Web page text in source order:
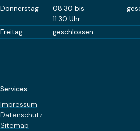
Donnerstag
08.30 bis
11.30 Uhr
Freitag geschlossen
Services
Impressum
Datenschutz
Sitemap